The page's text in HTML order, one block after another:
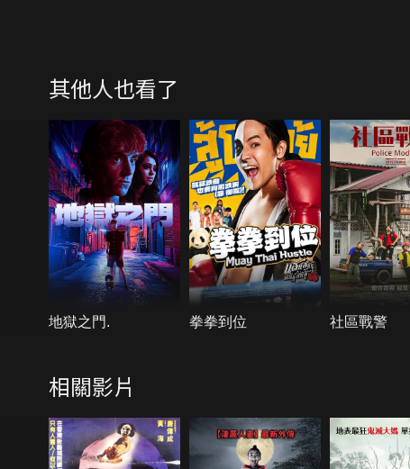
其他人也看了
地獄之門. 拳拳到位 社區戰警
相關影片